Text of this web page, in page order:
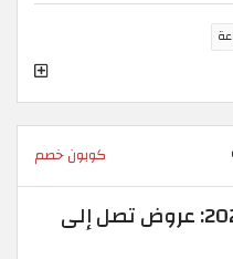
كوبون خصم
خصومات سيتي ماكس 2026: عروض تصل إلى